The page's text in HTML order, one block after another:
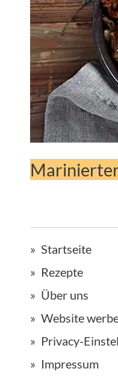
Marinierter
Startseite
Rezepte
Über uns
Website
Privacy-
Impressum